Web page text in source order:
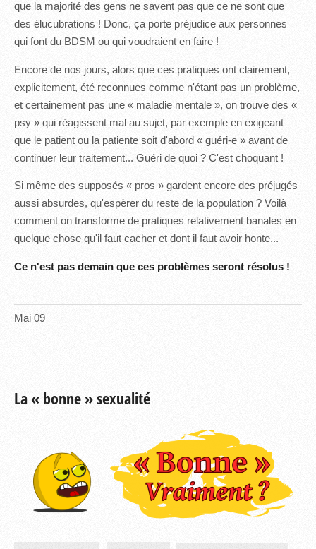
Mai 09
que la majorité des gens ne savent pas que ce ne sont que
des élucubrations ! Donc, ça porte préjudice aux personnes
qui font du BDSM ou qui voudraient en faire !
Encore de nos jours, alors que ces pratiques ont clairement,
explicitement, été reconnues comme n'étant pas un problème,
et certainement pas une « maladie mentale », on trouve des «
psy » qui réagissent mal au sujet, par exemple en exigeant
que le patient ou la patiente soit d'abord « guéri-e » avant de
continuer leur traitement... Guéri de quoi ? C'est choquant !
Si même des supposés « pros » gardent encore des préjugés
aussi absurdes, qu'espèrer du reste de la population ? Voilà
comment on transforme de pratiques relativement banales en
quelque chose qu'il faut cacher et dont il faut avoir honte...
Ce n'est pas demain que ces problèmes seront résolus !
La « bonne » sexualité